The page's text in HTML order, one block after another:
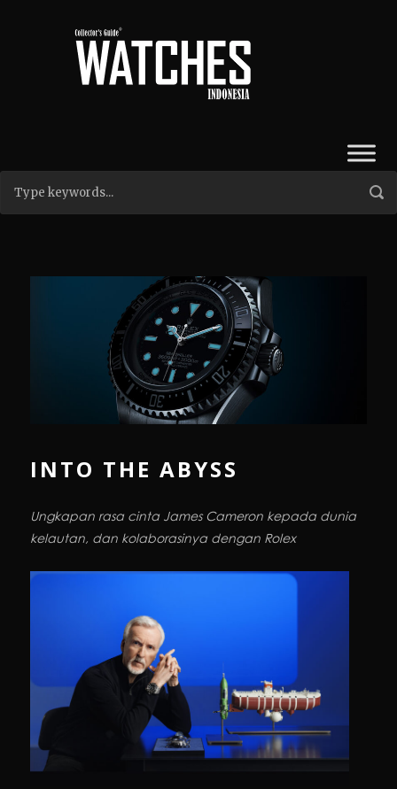
INTO THE ABYSS
Ungkapan rasa cinta James Cameron kepada dunia
kelautan, dan kolaborasinya dengan Rolex